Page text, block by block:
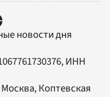
новости дня
ИНН
Коптевская